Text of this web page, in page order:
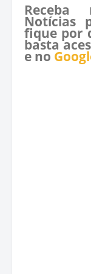
Receba
Notícias
fique por
basta
e no